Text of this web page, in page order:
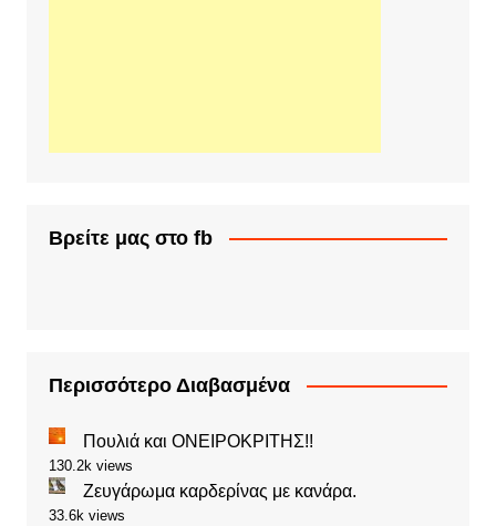
Βρείτε μας στο fb
Περισσότερο Διαβασμένα
Πουλιά και ΟΝΕΙΡΟΚΡΙΤΗΣ!!
130.2k views
Ζευγάρωμα καρδερίνας με κανάρα.
33.6k views